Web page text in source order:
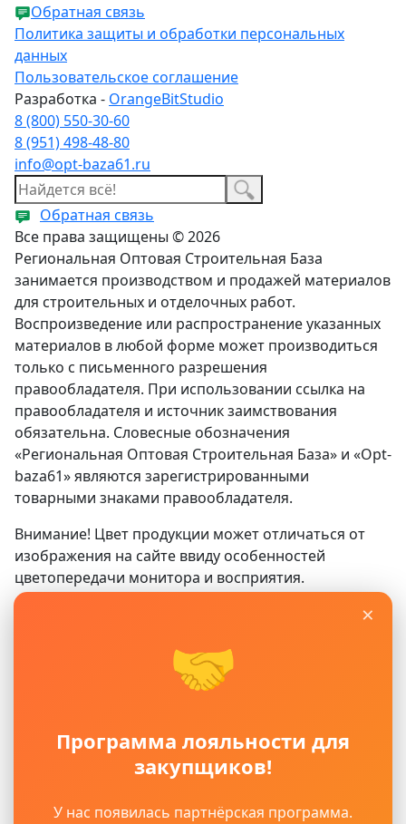
×
🤝
Программа лояльности для
закупщиков!
У нас появилась партнёрская программа.
Обратная связь
Политика защиты и обработки персональных
данных
Пользовательское соглашение
Разработка - OrangeBitStudio
8 (800) 550-30-60
8 (951) 498-48-80
info@opt-baza61.ru
Обратная связь
Все права защищены © 2026
Региональная Оптовая Строительная База
занимается производством и продажей материалов
для строительных и отделочных работ.
Воспроизведение или распространение указанных
материалов в любой форме может производиться
только с письменного разрешения
правообладателя. При использовании ссылка на
правообладателя и источник заимствования
обязательна. Словесные обозначения
«Региональная Оптовая Строительная База» и «Opt-
baza61» являются зарегистрированными
товарными знаками правообладателя.
Внимание! Цвет продукции может отличаться от
изображения на сайте ввиду особенностей
цветопередачи монитора и восприятия.
не является публичной офертой, определяемой
положениями ГК РФ. Для получения подробной
офисы продаж.
Политика защиты и обработки персональных
данных
Пользовательское соглашение